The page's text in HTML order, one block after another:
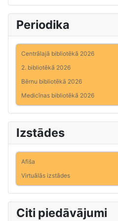
Periodika
Centrālajā bibliotēkā 2026
2. bibliotēkā 2026
Bērnu bibliotēkā 2026
Medicīnas bibliotēkā 2026
Izstādes
Afiša
Virtuālās izstādes
Citi piedāvājumi